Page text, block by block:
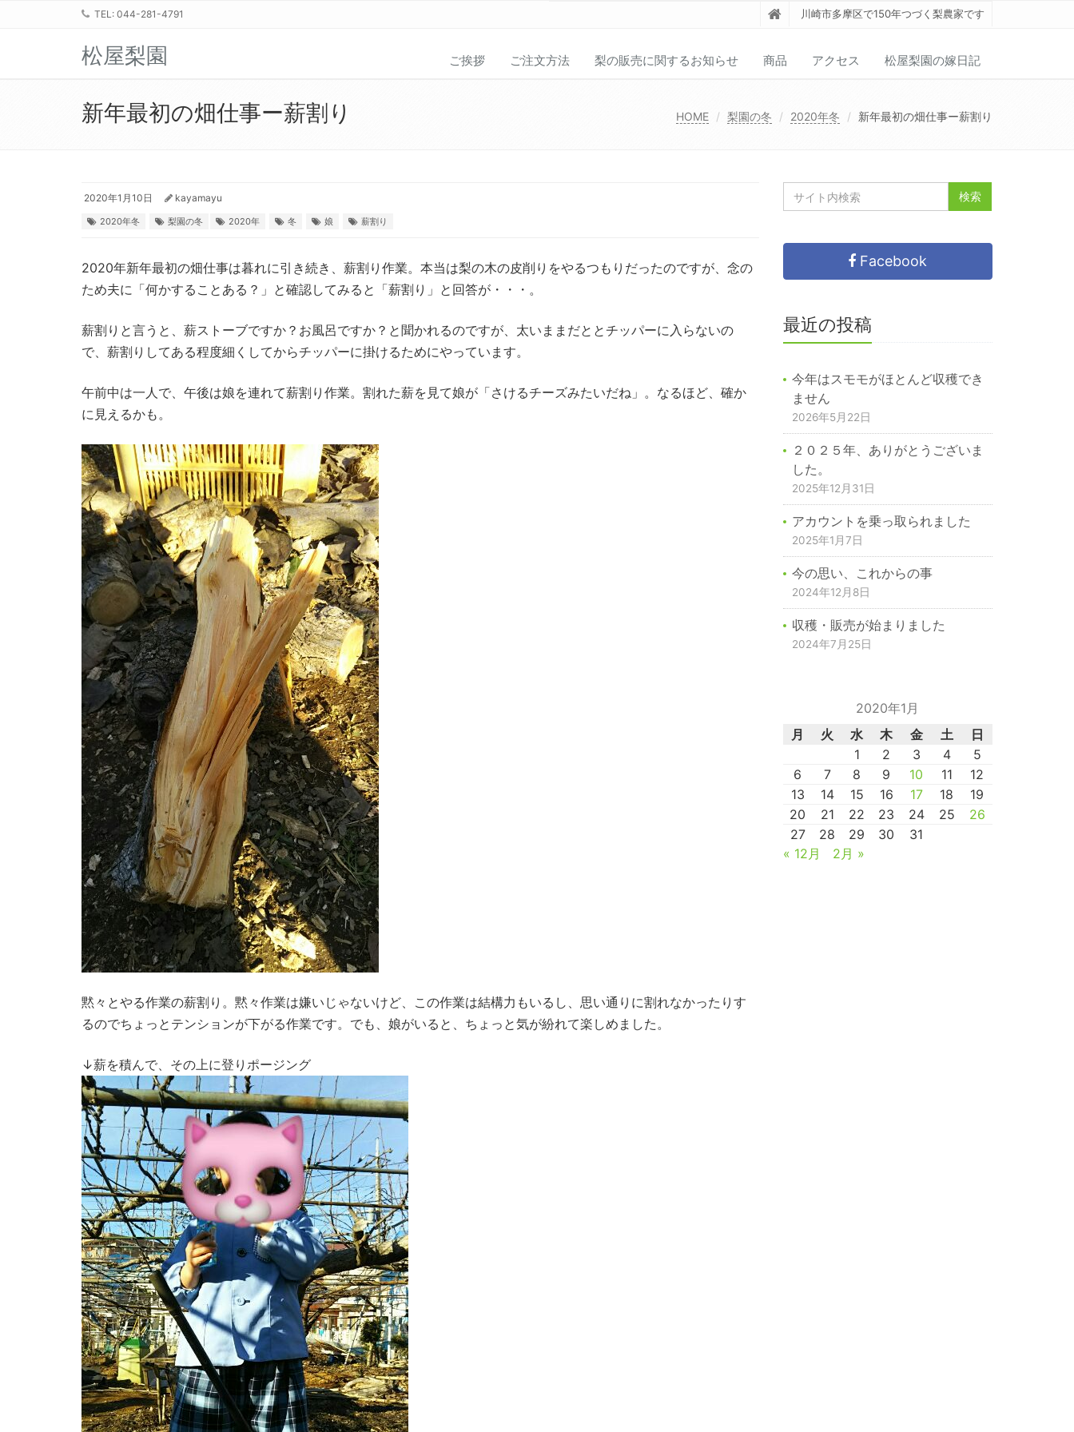
TEL: 044-281-4791 川崎市多摩区で150年つづく梨農家です
松屋梨園 ご挨拶 ご注文方法 梨の販売に関するお知らせ 商品 アクセス 松屋梨園の嫁日記
新年最初の畑仕事ー薪割り HOME 梨園の冬 2020年冬 新年最初の畑仕事ー薪割り
2020年1月10日 kayamayu
2020年冬 梨園の冬 2020年 冬 娘 薪割り
2020年新年最初の畑仕事は暮れに引き続き、薪割り作業。本当は梨の木の皮削りをやるつもりだったのですが、念の
ため夫に「何かすることある？」と確認してみると「薪割り」と回答が・・・。
薪割りと言うと、薪ストーブですか？お風呂ですか？と聞かれるのですが、太いままだととチッパーに入らないの
で、薪割りしてある程度細くしてからチッパーに掛けるためにやっています。
午前中は一人で、午後は娘を連れて薪割り作業。割れた薪を見て娘が「さけるチーズみたいだね」。なるほど、確か
に見えるかも。
黙々とやる作業の薪割り。黙々作業は嫌いじゃないけど、この作業は結構力もいるし、思い通りに割れなかったりす
るのでちょっとテンションが下がる作業です。でも、娘がいると、ちょっと気が紛れて楽しめました。
↓薪を積んで、その上に登りポージング
Facebook
最近の投稿
今年はスモモがほとんど収穫でき
ません
2026年5月22日
２０２５年、ありがとうございま
した。
2025年12月31日
アカウントを乗っ取られました
2025年1月7日
今の思い、これからの事
2024年12月8日
収穫・販売が始まりました
2024年7月25日
2020年1月
月
火 水 木 金 土
日
1
2 3 4
5
6
7 8 9 10 11
12
13
14 15 16 17 18
19
20
21 22 23 24 25
26
27
28 29 30
31
« 12月
2月 »